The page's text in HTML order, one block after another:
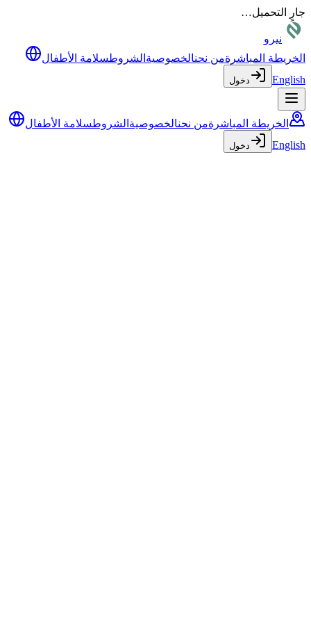
جارٍ التحميل…
نيرو
الخريطة المباشرةمن نحنالخصوصية الشروطسلامة الأطفال
English
دخول
الخريطة المباشرةمن نحنالخصوصية الشروطسلامة الأطفال
English
دخول